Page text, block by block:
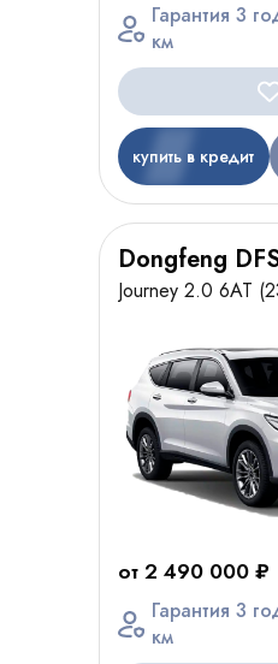
Гарантия 3
км
купить в кредит
Dongfeng
Journey 2.0 6AT
от 2 490 000 ₽
Гарантия 3
км